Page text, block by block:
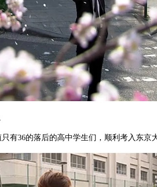
有36的落后的高中学生们，顺利考入东京